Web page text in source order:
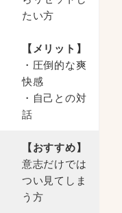
たい方
【メリット】
・圧倒的な爽
快感
・自己との対
話
【おすすめ】
意志だけでは
つい見てしま
う方